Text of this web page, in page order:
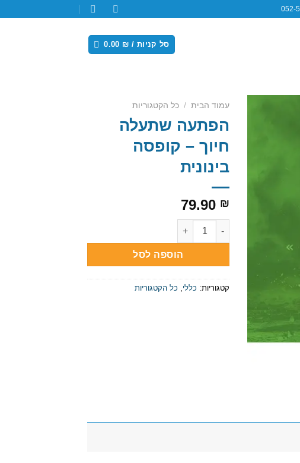
סל קניות / 0.00 ₪
עמוד הבית / כל הקטגוריות
הפתעה שתעלה
חיוך – קופסה
בינונית
79.90 ₪
כמות של הפתעה שתעלה חיוך - קופסה בינונית
הוספה לסל
קטגוריות: כללי כל הקטגוריות